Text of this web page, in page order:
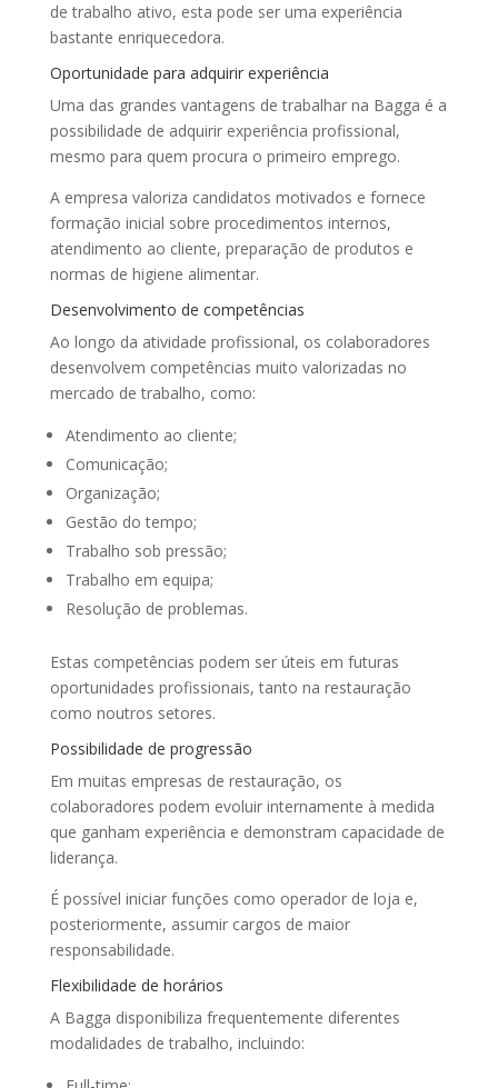
de trabalho ativo, esta pode ser uma experiência
bastante enriquecedora.
Oportunidade para adquirir experiência
Uma das grandes vantagens de trabalhar na Bagga é a
possibilidade de adquirir experiência profissional,
mesmo para quem procura o primeiro emprego.
A empresa valoriza candidatos motivados e fornece
formação inicial sobre procedimentos internos,
atendimento ao cliente, preparação de produtos e
normas de higiene alimentar.
Desenvolvimento de competências
Ao longo da atividade profissional, os colaboradores
desenvolvem competências muito valorizadas no
mercado de trabalho, como:
Atendimento ao cliente;
Comunicação;
Organização;
Gestão do tempo;
Trabalho sob pressão;
Trabalho em equipa;
Resolução de problemas.
Estas competências podem ser úteis em futuras
oportunidades profissionais, tanto na restauração
como noutros setores.
Possibilidade de progressão
Em muitas empresas de restauração, os
colaboradores podem evoluir internamente à medida
que ganham experiência e demonstram capacidade de
liderança.
É possível iniciar funções como operador de loja e,
posteriormente, assumir cargos de maior
responsabilidade.
Flexibilidade de horários
A Bagga disponibiliza frequentemente diferentes
modalidades de trabalho, incluindo: